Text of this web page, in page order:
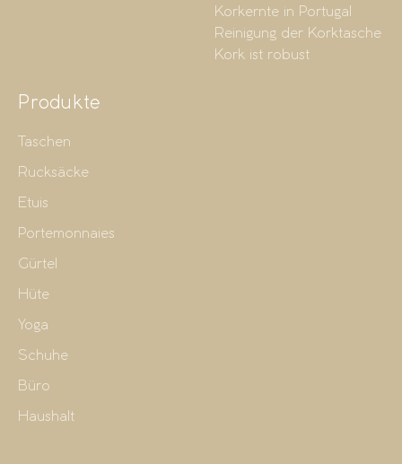
Korkernte in Portugal
Reinigung der Korktasche
Kork ist robust
Produkte
Taschen
Rucksäcke
Etuis
Portemonnaies
Gürtel
Hüte
Yoga
Schuhe
Büro
Haushalt